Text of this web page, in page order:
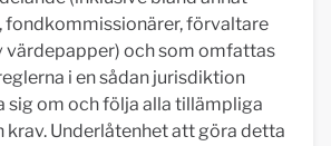
fondkommissionärer, förvaltare
värdepapper) och som omfattas
i en sådan jurisdiktion
sig om och följa alla tillämpliga
Underlåtenhet att göra detta